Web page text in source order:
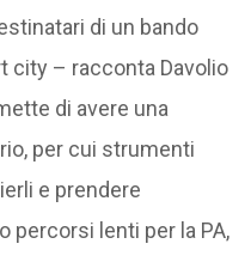
di un bando
city – racconta Davolio
di avere una
per cui strumenti
e prendere
percorsi lenti per la PA,